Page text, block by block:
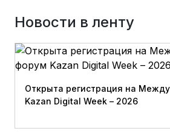
Новости в ленту
Открыта регистрация на
Kazan Digital Week – 2026